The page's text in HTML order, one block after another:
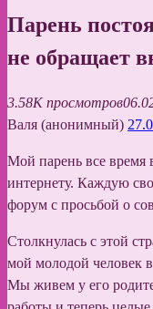
Парень
не обращает
3.58K просмотров
Валя (анонимный)
Мой парень все время
интернету. Каждую
форум с просьбой о
Столкнулась с этой
мой молодой человек
Мы живем у его